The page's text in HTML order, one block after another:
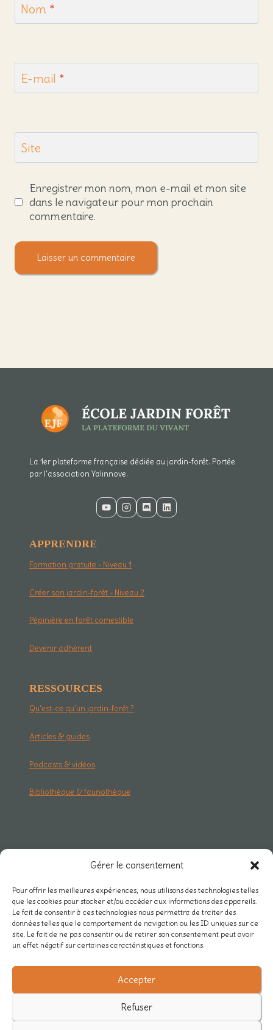
Gérer le consentement
Pour offrir les meilleures expériences, nous utilisons des technologies telles
que les cookies pour stocker et/ou accéder aux informations des appareils.
Le fait de consentir à ces technologies nous permettra de traiter des
données telles que le comportement de navigation ou les ID uniques sur ce
site. Le fait de ne pas consentir ou de retirer son consentement peut avoir
un effet négatif sur certaines caractéristiques et fonctions.
Accepter
Refuser
Nom *
E-mail *
Site
Enregistrer mon nom, mon e-mail et mon site
dans le navigateur pour mon prochain
commentaire.
La 1er plateforme française dédiée au jardin-forêt. Portée
par l'association Yalinnove.
APPRENDRE
Formation gratuite - Niveau 1
Créer son jardin-forêt - Niveau 2
Pépinière en forêt comestible
Devenir adhérent
RESSOURCES
Qu'est-ce qu'un jardin-forêt ?
Articles & guides
Podcasts & vidéos
Bibliothèque & faunothèque
Rejoindre Mycélium
Actualités du réseau
/